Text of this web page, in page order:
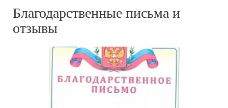
Благодарственные письма и
отзывы